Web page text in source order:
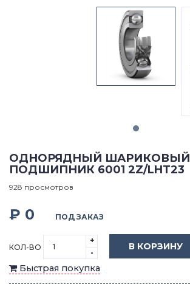
ОДНОРЯДНЫЙ ШАРИКОВЫЙ
ПОДШИПНИК 6001 2Z/LHT23
928 просмотров
₽ 0 ПОД ЗАКАЗ
КОЛ-ВО
+
-
В КОРЗИНУ
Быстрая покупка